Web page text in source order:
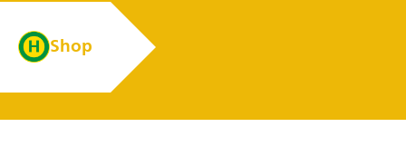
Shop